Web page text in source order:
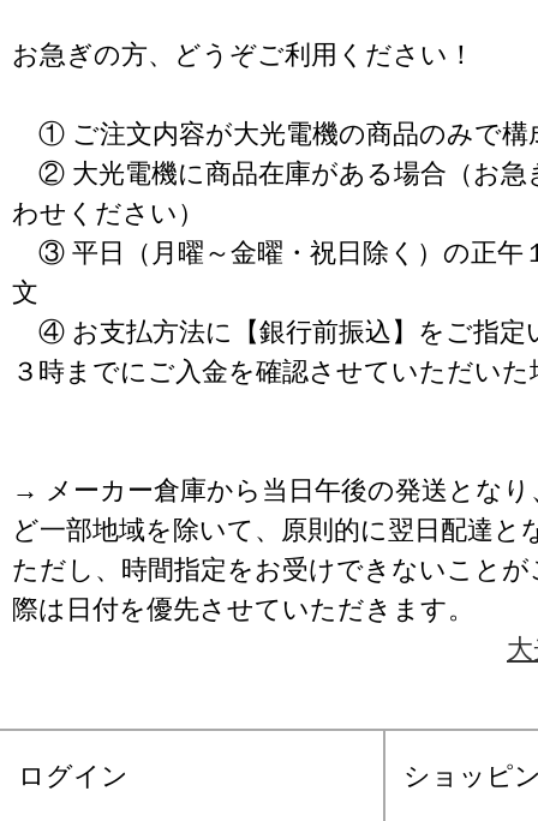
お急ぎの方、どうぞご利用ください！
① ご注文内容が大光電機の商品のみで構
② 大光電機に商品在庫がある場合（お急
わせください）
③ 平日（月曜～金曜・祝日除く）の正午
文
④ お支払方法に【銀行前振込】をご指定
３時までにご入金を確認させていただいた
→ メーカー倉庫から当日午後の発送となり
ど一部地域を除いて、原則的に翌日配達と
ただし、時間指定をお受けできないこと
際は日付を優先させていただきます。
ログイン ショッピ